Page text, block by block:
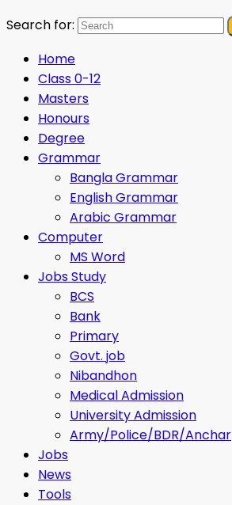
Search for:
Home
Class 0-12
Masters
Honours
Degree
Grammar
Bangla Grammar
English Grammar
Arabic Grammar
Computer
MS Word
Jobs Study
BCS
Bank
Primary
Govt. job
Nibandhon
Medical Admission
University Admission
Army/Police/BDR/Anchar
Jobs
News
Tools